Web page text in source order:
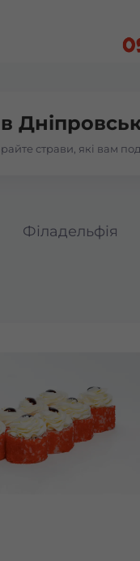
страви, які вам
Філадельфія